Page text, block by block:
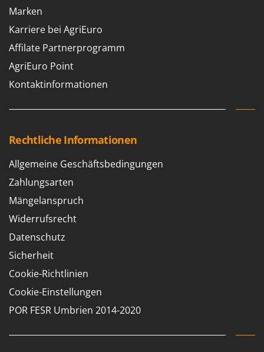
Marken
Karriere bei AgriEuro
Affilate Partnerprogramm
AgriEuro Point
Kontaktinformationen
Rechtliche Informationen
Allgemeine Geschäftsbedingungen
Zahlungsarten
Mängelanspruch
Widerrufsrecht
Datenschutz
Sicherheit
Cookie-Richtlinien
Cookie-Einstellungen
POR FESR Umbrien 2014-2020